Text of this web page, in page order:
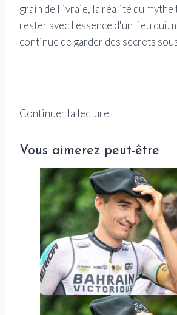
grain de l'ivraie, la réalité du
rester avec l'essence d'un lieu qui,
continue de garder des secrets
Continuer la lecture
Vous aimerez peut-être